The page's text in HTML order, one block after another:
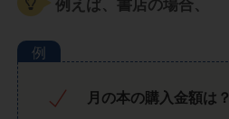
例えば、書店の場合、
月の本の購入金額は？